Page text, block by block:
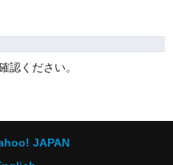
認ください。
JAPAN